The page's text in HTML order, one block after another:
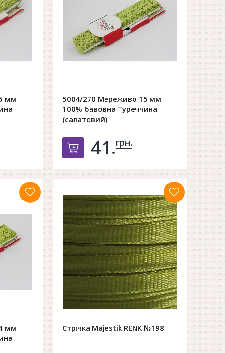
мм
5004/270 Мереживо 15 мм
100% бавовна Туреччина
(салатовий)
Добавить в корзину
41.грн.
мм
Стрічка Majestik RENK №198